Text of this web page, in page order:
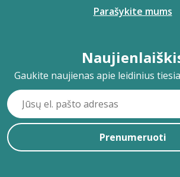
Parašykite mums
Gaukite naujienas apie leidinius
Prenumeruoti